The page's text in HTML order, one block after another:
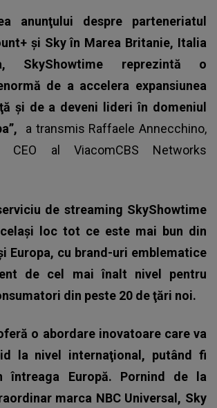
anunţului despre parteneriatul
şi Sky în Marea Britanie, Italia
SkyShowtime reprezintă o
de a accelera expansiunea
şi de a deveni lideri în domeniul
a transmis Raffaele Annecchino,
CEO al ViacomCBS Networks
de streaming SkyShowtime
loc tot ce este mai bun din
Europa, cu brand-uri emblematice
de cel mai înalt nivel pentru
din peste 20 de ţări noi.
o abordare inovatoare care va
la nivel internaţional, putând fi
întreaga Europă. Pornind de la
marca NBC Universal, Sky